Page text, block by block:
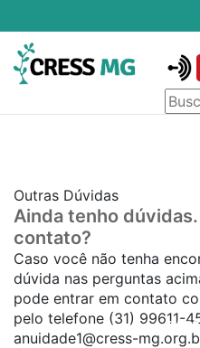
Outras Dúvidas
Ainda tenho
contato?
Caso você não tenha
dúvida nas perguntas
pode entrar em contato
pelo telefone (31) 99611-
anuidade1@cress-